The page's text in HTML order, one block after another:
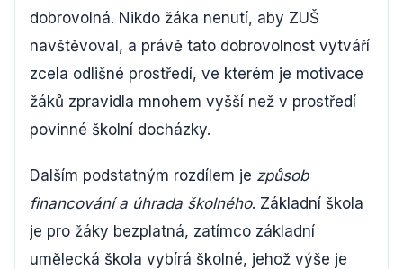
dobrovolná. Nikdo žáka nenutí, aby ZUŠ
navštěvoval, a právě tato dobrovolnost vytváří
zcela odlišné prostředí, ve kterém je motivace
žáků zpravidla mnohem vyšší než v prostředí
povinné školní docházky.
Dalším podstatným rozdílem je způsob
financování a úhrada školného. Základní škola
je pro žáky bezplatná, zatímco základní
umělecká škola vybírá školné, jehož výše je